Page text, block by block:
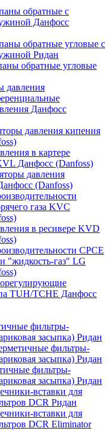
обратные с
Данфосс
обратные угловые с
Ридан
обратные угловые
давления
Данфосс
давления кипения
в картере
Данфосс (Danfoss)
давления
(Danfoss)
газа KVC
в ресивере KVD
CPCE
"жидкость-газ" LG
TUH/TCHE Данфосс
фильтры-
засыпка) Ридан
фильтры-
засыпка) Ридан
фильтры-
засыпка) Ридан
вставки для
DCR Ридан
вставки для
DCR Eliminator